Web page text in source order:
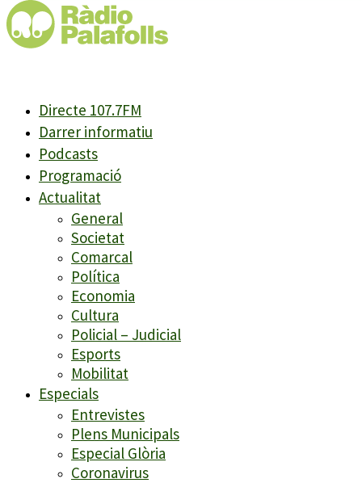
Directe 107.7FM
Darrer informatiu
Podcasts
Programació
Actualitat
General
Societat
Comarcal
Política
Economia
Cultura
Policial – Judicial
Esports
Mobilitat
Especials
Entrevistes
Plens Municipals
Especial Glòria
Coronavirus